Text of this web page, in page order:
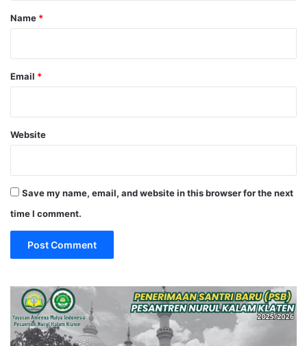
Name *
Email *
Website
Save my name, email, and website in this browser for the next
time I comment.